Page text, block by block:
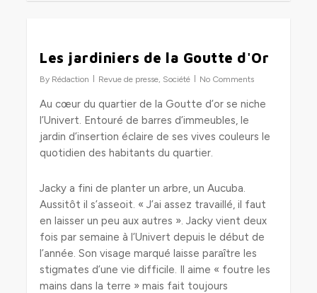
Les jardiniers de la Goutte d'Or
By Rédaction Revue de presse, Société No Comments
Au cœur du quartier de la Goutte d’or se niche
l’Univert. Entouré de barres d’immeubles, le
jardin d’insertion éclaire de ses vives couleurs le
quotidien des habitants du quartier.
Jacky a fini de planter un arbre, un Aucuba.
Aussitôt il s’asseoit. « J’ai assez travaillé, il faut
en laisser un peu aux autres ». Jacky vient deux
fois par semaine à l’Univert depuis le début de
l’année. Son visage marqué laisse paraître les
stigmates d’une vie difficile. Il aime « foutre les
mains dans la terre » mais fait toujours